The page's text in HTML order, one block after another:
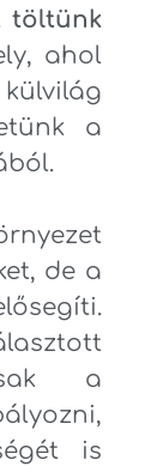
töltünk
ahol
a
de a
a
is